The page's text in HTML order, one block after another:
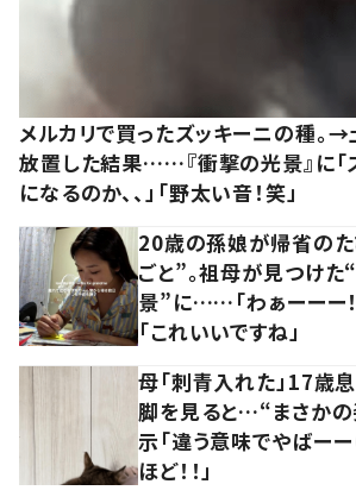
メルカリで買ったズッキーニの種。→
放置した結果……『衝撃の光景』に「
になるのか、、」「野太い音！笑」
20歳の孫娘が帰省の
ごと”。祖母が見つけた
景”に……「わぁーーー！
「これいいですね」
母「刺青入れた」17歳息
脚を見ると…“まさか
示「違う意味でやばーー
ほど！！」